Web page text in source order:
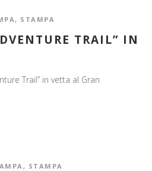
, STAMPA
TRAIL” IN
Trail” in vetta al Gran
, STAMPA